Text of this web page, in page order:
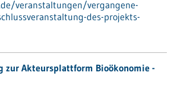
veranstaltungen/vergangene-
des-projekts-
zur Akteursplattform Bioökonomie -